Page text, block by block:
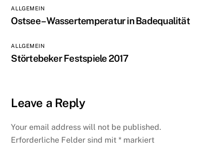
ALLGEMEIN
Ostsee – Wassertemperatur in Badequalität
ALLGEMEIN
Störtebeker Festspiele 2017
Leave a Reply
Your email address will not be published.
Erforderliche Felder sind mit* markiert